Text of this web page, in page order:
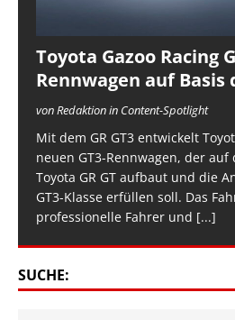
Toyota Gazoo Racing
Rennwagen auf Basis
von Redaktion in Content-Spotlight
Mit dem GR GT3 entwickelt
neuen GT3-Rennwagen, der
Toyota GR GT aufbaut und die
GT3-Klasse erfüllen soll. Das
professionelle Fahrer und [...]
SUCHE: